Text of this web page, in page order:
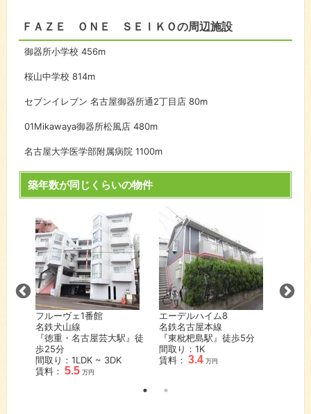
ＦＡＺＥ ＯＮＥ ＳＥＩＫＯの周辺施設
御器所小学校 456m
桜山中学校 814m
セブンイレブン 名古屋御器所通2丁目店 80m
01Mikawaya御器所松風店 480m
名古屋大学医学部附属病院 1100m
築年数が同じくらいの物件
フルーヴェ1番館
名鉄犬山線
『徳重・名古屋芸大駅』徒
歩25分
間取り：1LDK ~ 3DK
賃料： 5.5 万円
エーデルハイム8
名鉄名古屋本線
『東枇杷島駅』徒歩5分
間取り：1K
賃料： 3.4 万円